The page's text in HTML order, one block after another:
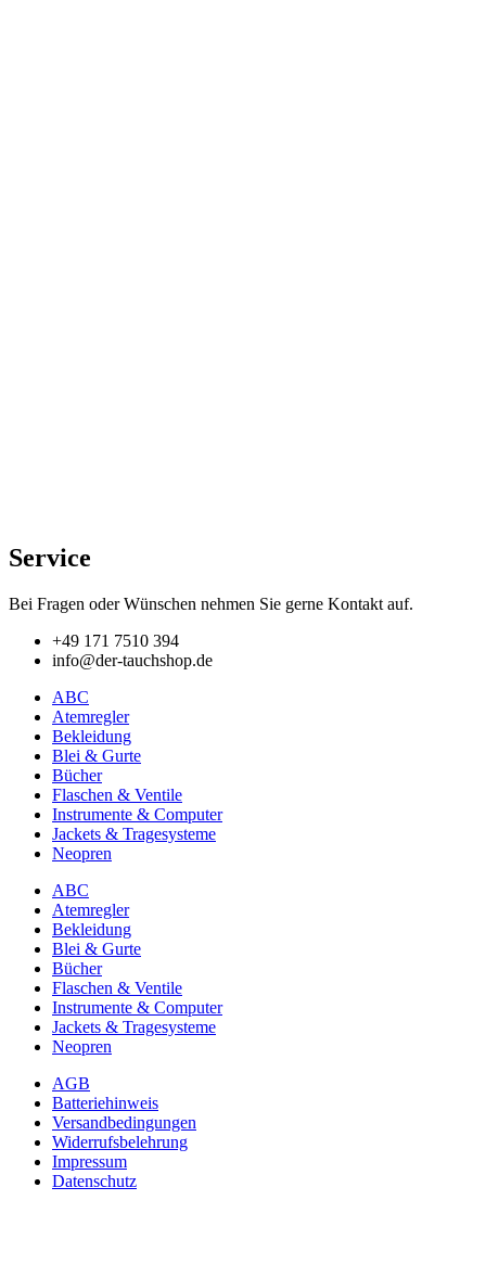
Service
Bei Fragen oder Wünschen nehmen Sie gerne Kontakt auf.
+49 171 7510 394
info@der-tauchshop.de
ABC
Atemregler
Bekleidung
Blei & Gurte
Bücher
Flaschen & Ventile
Instrumente & Computer
Jackets & Tragesysteme
Neopren
ABC
Atemregler
Bekleidung
Blei & Gurte
Bücher
Flaschen & Ventile
Instrumente & Computer
Jackets & Tragesysteme
Neopren
AGB
Batteriehinweis
Versandbedingungen
Widerrufsbelehrung
Impressum
Datenschutz